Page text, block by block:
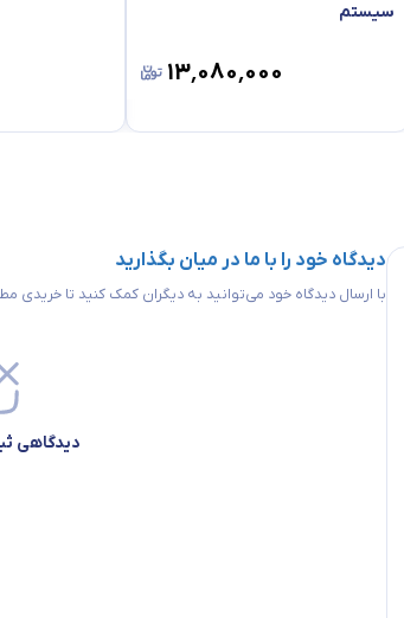
سیستم
۱۳٬۰۸۰٬۰۰۰
دیدگاه خود را با ما در میان بگذارید
با ارسال دیدگاه خود می‌توانید به دیگران کمک کنید تا خریدی
دیدگاهی